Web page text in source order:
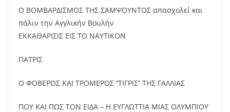
Ο ΒΟΜΒΑΡΔΙΣΜΟΣ ΤΗΣ ΣΑΜΨΟΥΝΤΟΣ απασχολεί και
πάλιν την Αγγλικήν Βουλήν
ΕΚΚΑΘΑΡΙΣΙΣ ΕΙΣ ΤΟ ΝΑΥΤΙΚΟΝ
ΠΑΤΡΙΣ
Ο ΦΟΒΕΡΟΣ ΚΑΙ ΤΡΟΜΕΡΟΣ ‘’ΤΙΓΡΙΣ’’ ΤΗΣ ΓΑΛΛΙΑΣ
ΠΟΥ ΚΑΙ ΠΩΣ ΤΟΝ ΕΙΔΑ – Η ΕΥΓΛΩΤΤΙΑ ΜΙΑΣ ΟΛΥΜΠΙΟΥ